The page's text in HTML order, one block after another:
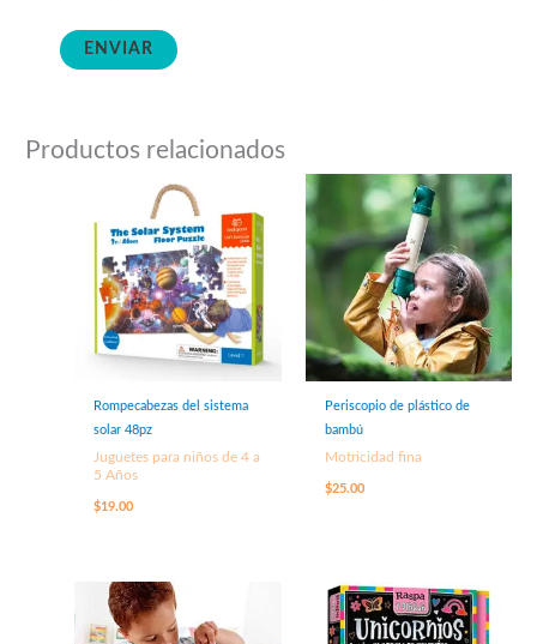
Productos relacionados
Rompecabezas del sistema
solar 48pz
Juguetes para niños de 4 a
5 Años
$19.00
Periscopio de plástico de
bambú
Motricidad fina
$25.00